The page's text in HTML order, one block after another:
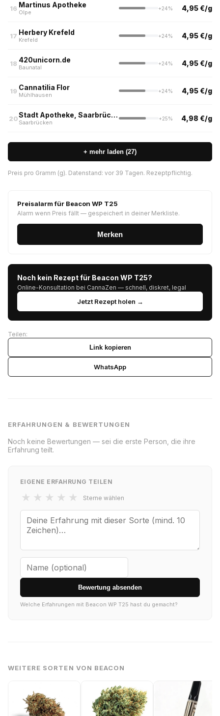
16 Martinus Apotheke
Olpe
+24% 4,95 €/g
17 Herbery Krefeld
Krefeld
+24% 4,95 €/g
18 420unicorn.de
Baunatal
+24% 4,95 €/g
19 Cannatilia Flor
Mühlhausen
+24% 4,95 €/g
20 Stadt Apotheke, Saarbrücken
Saarbrücken
+25% 4,98 €/g
+ mehr laden (27)
Preis pro Gramm (g). Datenstand: vor 39 Tagen. Rezeptpflichtig.
Preisalarm für Beacon WP T25
Alarm wenn Preis fällt — gespeichert in deiner Merkliste.
Merken
Noch kein Rezept für Beacon WP T25?
Online-Konsultation bei CannaZen — schnell, diskret, legal
Jetzt Rezept holen →
Teilen:
Link kopieren
WhatsApp
ERFAHRUNGEN & BEWERTUNGEN
Noch keine Bewertungen — sei die erste Person, die ihre
Erfahrung teilt.
EIGENE ERFAHRUNG TEILEN
★ ★ ★ ★ ★ Sterne wählen
Bewertung absenden
Welche Erfahrungen mit Beacon WP T25 hast du gemacht?
WEITERE SORTEN VON BEACON